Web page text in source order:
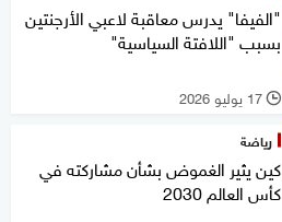
"الفيفا" يدرس معاقبة لاعبي الأرجنتين
بسبب "اللافتة السياسية"
l 17 يوليو 2026
رياضة
كين يثير الغموض بشأن مشاركته في
كأس العالم 2030